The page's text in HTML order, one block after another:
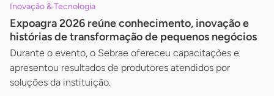
Inovação & Tecnologia
Expoagra 2026 reúne conhecimento, inovação e
histórias de transformação de pequenos negócios
Durante o evento, o Sebrae ofereceu capacitações e
apresentou resultados de produtores atendidos por
soluções da instituição.